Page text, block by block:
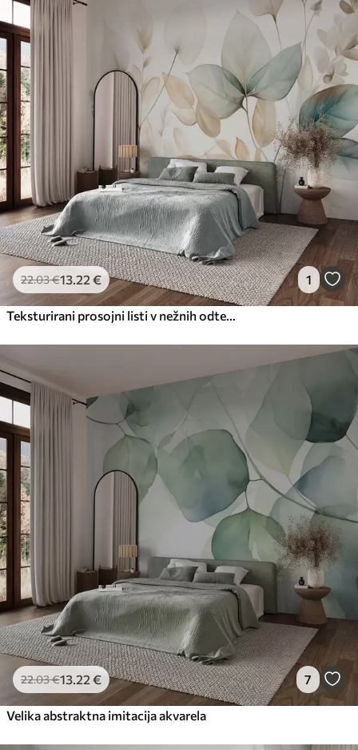
22.03€13 .22 € 1
22.03€13 .22 € 7
Velika abstraktna imitacija akvarela